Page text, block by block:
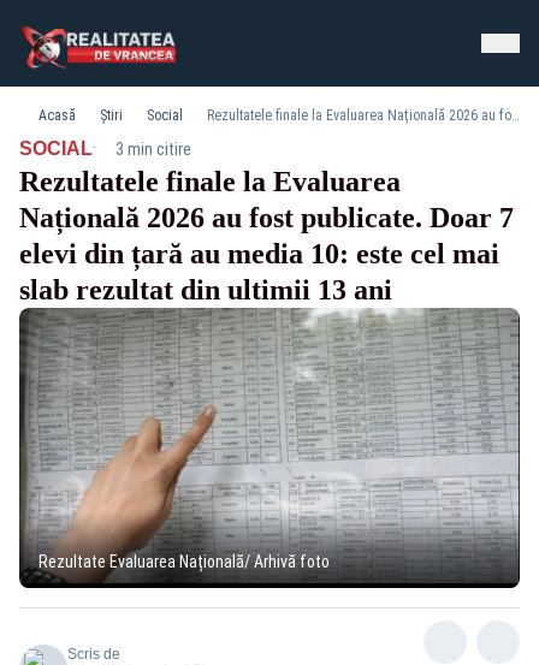
Acasă Știri Social Rezultatele finale la Evaluarea Națională 2026 au fost publicate. Doar 7 elevi din țară au media 10: este cel mai slab rezultat din ultimii 13 ani
SOCIAL· 3 min citire
Rezultatele finale la Evaluarea
Națională 2026 au fost publicate. Doar 7
elevi din țară au media 10: este cel mai
slab rezultat din ultimii 13 ani
Rezultate Evaluarea Națională/ Arhivă foto
Scris de